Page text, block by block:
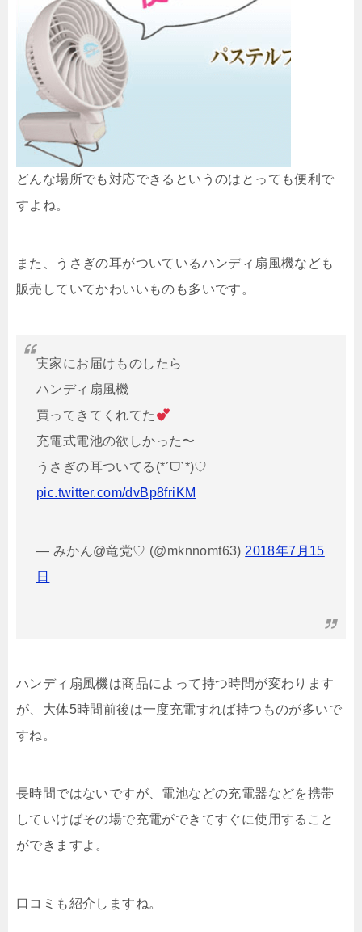
どんな場所でも対応できるというのはとっても便利で
すよね。
また、うさぎの耳がついているハンディ扇風機なども
販売していてかわいいものも多いです。
実家にお届けものしたら
ハンディ扇風機
買ってきてくれてた
充電式電池の欲しかった〜
うさぎの耳ついてる(*ˊᗜˋ*)♡
pic.twitter.com/dvBp8friKM
— みかん@竜党♡ (@mknnomt63) 2018年7月15
日
ハンディ扇風機は商品によって持つ時間が変わります
が、大体5時間前後は一度充電すれば持つものが多いで
すね。
長時間ではないですが、電池などの充電器などを携帯
していけばその場で充電ができてすぐに使用すること
ができますよ。
口コミも紹介しますね。